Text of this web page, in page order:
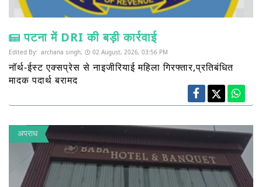
पटना में DRI की बड़ी कार्रवाई
Edited By: archana singh, 02 August, 2026, 03:56 PM
नॉर्थ-ईस्ट एक्सप्रेस से नाइजीरियाई महिला गिरफ्तार,प्रतिबंधित
मादक पदार्थ बरामद
अपराध